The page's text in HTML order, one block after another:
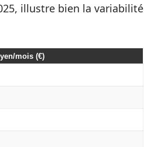
illustre bien la variabilité
mois (€)